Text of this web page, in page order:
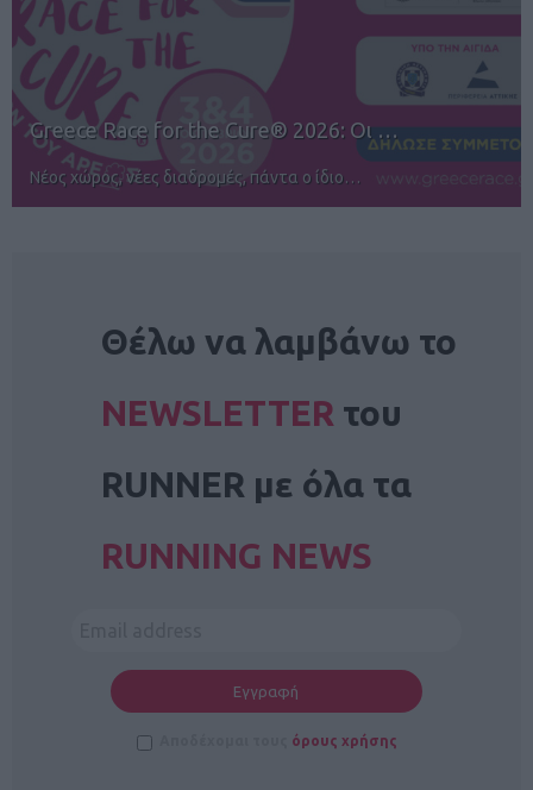
… 12ος TUI Rhodes Marathon:
Αγώνες για όλους στην Ρόδο
Θέλω να λαμβάνω το
NEWSLETTER του
RUNNER με όλα τα
RUNNING NEWS
όρους χρήσης